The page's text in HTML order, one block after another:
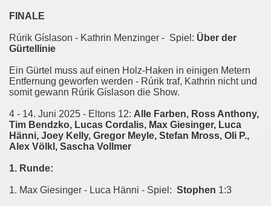
FINALE
Rúrik Gíslason - Kathrin Menzinger - Spiel: Über der
Gürtellinie
Ein Gürtel muss auf einen Holz-Haken in einigen Metern
Entfernung geworfen werden - Rúrik traf, Kathrin nicht und
somit gewann Rúrik Gíslason die Show.
4 - 14. Juni 2025 - Eltons 12: Alle Farben, Ross Anthony,
Tim Bendzko, Lucas Cordalis, Max Giesinger, Luca
Hänni, Joey Kelly, Gregor Meyle, Stefan Mross, Oli P.,
Alex Völkl, Sascha Vollmer
1. Runde:
1. Max Giesinger - Luca Hänni - Spiel: Stophen 1:3